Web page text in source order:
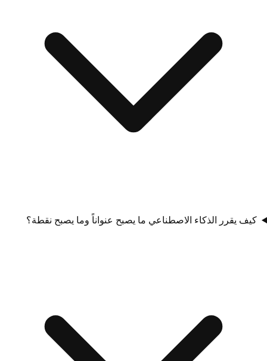
كيف يقرر الذكاء الاصطناعي ما يصبح عنواناً وما يصبح نقطة؟